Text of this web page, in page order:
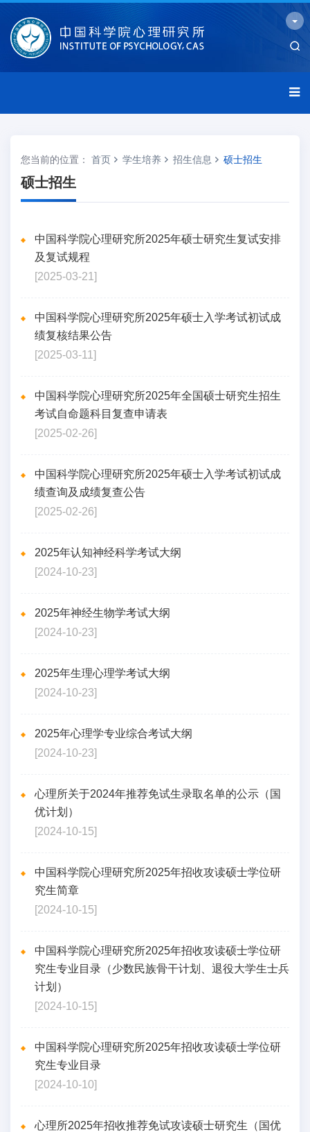
您当前的位置： 首页 学生培养 招生信息 硕士招生
硕士招生
中国科学院心理研究所2025年硕士研究生复试安排
及复试规程
[2025-03-21]
中国科学院心理研究所2025年硕士入学考试初试成
绩复核结果公告
[2025-03-11]
中国科学院心理研究所2025年全国硕士研究生招生
考试自命题科目复查申请表
[2025-02-26]
中国科学院心理研究所2025年硕士入学考试初试成
绩查询及成绩复查公告
[2025-02-26]
2025年认知神经科学考试大纲
[2024-10-23]
2025年神经生物学考试大纲
[2024-10-23]
2025年生理心理学考试大纲
[2024-10-23]
2025年心理学专业综合考试大纲
[2024-10-23]
心理所关于2024年推荐免试生录取名单的公示（国
优计划）
[2024-10-15]
中国科学院心理研究所2025年招收攻读硕士学位研
究生简章
[2024-10-15]
中国科学院心理研究所2025年招收攻读硕士学位研
究生专业目录（少数民族骨干计划、退役大学生士兵
计划）
[2024-10-15]
中国科学院心理研究所2025年招收攻读硕士学位研
究生专业目录
[2024-10-10]
心理所2025年招收推荐免试攻读硕士研究生（国优